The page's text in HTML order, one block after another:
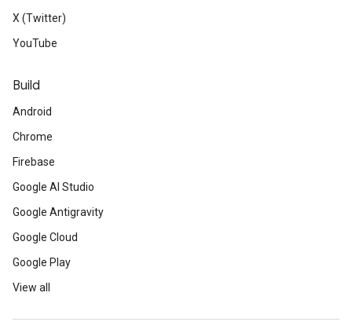
X (Twitter)
YouTube
Build
Android
Chrome
Firebase
Google AI Studio
Google Antigravity
Google Cloud
Google Play
View all